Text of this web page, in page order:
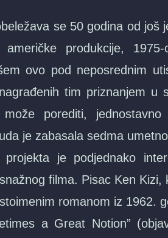
se 50 godina od još
američke produkcije,
ovo pod neposrednim
tim priznanjem u
porediti,
je zabasala sedma
projekta je podjednako
filma. Pisac Ken
romanom iz 1962.
a Great Notion”